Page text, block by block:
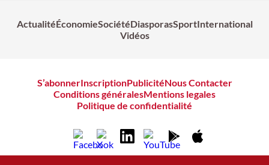
ActualitéÉconomieSociétéDiasporasSportInternational
Vidéos
S’abonnerInscriptionPublicitéNous Contacter
Conditions généralesMentions legales
Politique de confidentialité